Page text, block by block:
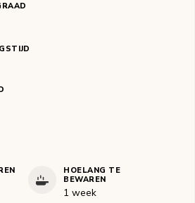
HOELANG TE
BEWAREN
1 week